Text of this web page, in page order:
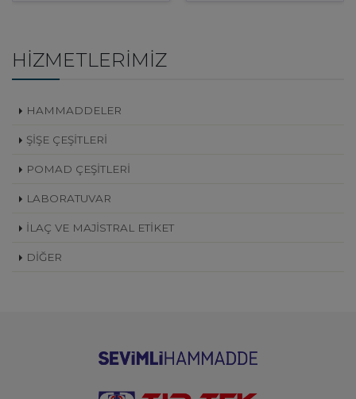
HIZMETLERIMIZ
HAMMADDELER
ŞİŞE ÇEŞİTLERİ
POMAD ÇEŞİTLERİ
LABORATUVAR
İLAÇ VE MAJİSTRAL ETİKET
DİĞER